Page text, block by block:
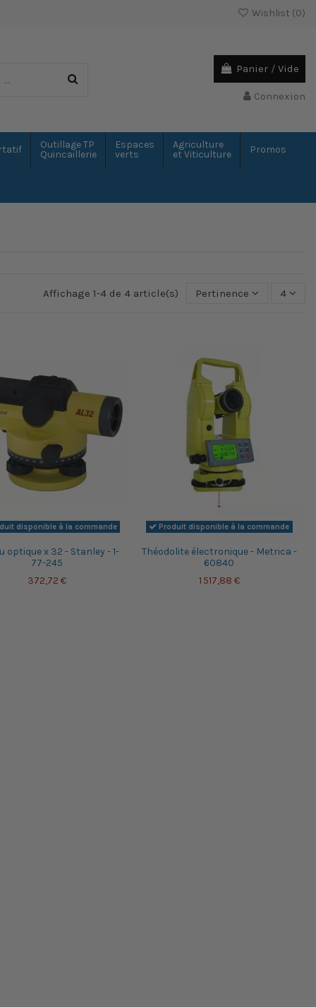
Wishlist (0)
Panier / Vide
Connexion
Outillage TP
Quincaillerie
Espaces
verts
Agriculture
et Viticulture
Promos
Affichage 1-4 de 4 article(s) Pertinence 4
disponible à la commande
optique x 32 - Stanley - 1-
77-245
372,72 €
Produit disponible à la commande
Théodolite électronique - Metrica -
60840
1 517,88 €